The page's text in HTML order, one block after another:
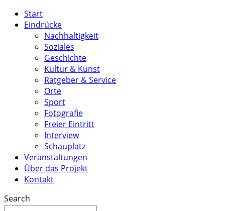
Start
Eindrücke
Nachhaltigkeit
Soziales
Geschichte
Kultur & Kunst
Ratgeber & Service
Orte
Sport
Fotografie
Freier Eintritt
Interview
Schauplatz
Veranstaltungen
Über das Projekt
Kontakt
Search